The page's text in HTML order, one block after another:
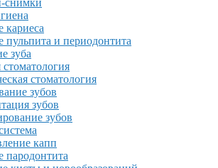
снимки
кариеса
пульпита и периодонтита
зуба
стоматология
стоматология
зубов
зубов
зубов
капп
пародонтита